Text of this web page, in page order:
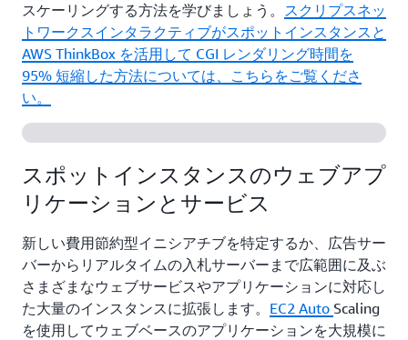
スケーリングする方法を学びましょう。 スクリプスネッ
トワークスインタラクティブがスポットインスタンスと
AWS ThinkBox を活用して CGI レンダリング時間を
95% 短縮した方法については、こちらをご覧くださ
い。
スポットインスタンスのウェブアプ
リケーションとサービス
新しい費用節約型イニシアチブを特定するか、広告サー
バーからリアルタイムの入札サーバーまで広範囲に及ぶ
さまざまなウェブサービスやアプリケーションに対応し
た大量のインスタンスに拡張します。 EC2 Auto Scaling
を使用してウェブベースのアプリケーションを大規模に